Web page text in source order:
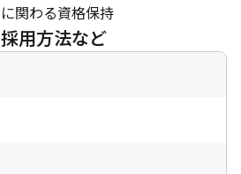
関わる資格保持
用方法など